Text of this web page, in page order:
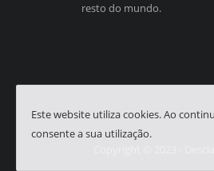
resto do mundo.
Este website utiliza cookies. Ao
consente a sua utilização.